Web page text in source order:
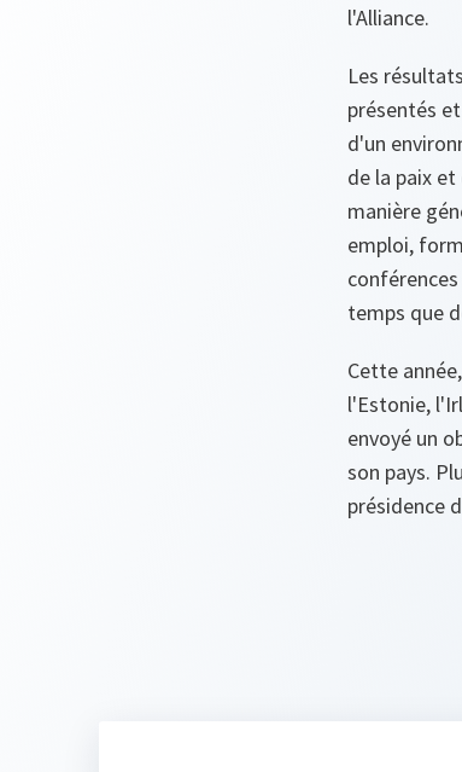
l'Alliance.
Les
présentés
d'un
de la paix
manière
emploi,
temps que
Cette
l'Estonie,
envoyé un
son pays.
présidence